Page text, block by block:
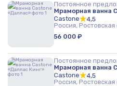
Постоянное
Мраморная ванна
Castone
4,5
Россия, Ростовская
56 000 ₽
Постоянное
Мраморная ванна
Castone
4,5
Россия, Ростовская